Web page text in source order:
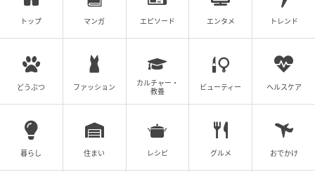
ママ広場
「結も一緒に写る必要があるんですか？」そう問いか
トップ マンガ エピソード エンタメ トレンド
どうぶつ ファッション
カルチャー・
教養
ビューティー ヘルスケア
暮らし 住まい レシピ グルメ おでかけ